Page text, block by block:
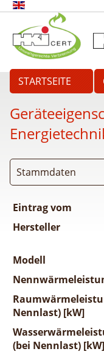
STARTSEITE
Stammdaten
Eintrag vom
Hersteller
Modell
Nennlast) [kW]
(bei Nennlast) [kW]